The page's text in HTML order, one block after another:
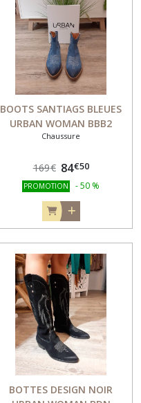
BOOTS SANTIAGS BLEUES
URBAN WOMAN BBB2
Chaussure
169€ 84€50
PROMOTION -50 %
BOTTES DESIGN NOIR